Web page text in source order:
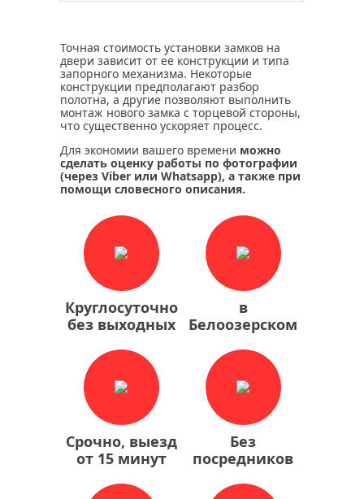
Точная стоимость установки замков на
двери зависит от ее конструкции и типа
запорного механизма. Некоторые
конструкции предполагают разбор
полотна, а другие позволяют выполнить
монтаж нового замка с торцевой стороны,
что существенно ускоряет процесс.
Для экономии вашего времени можно
сделать оценку работы по фотографии
(через Viber или Whatsapp), а также при
помощи словесного описания.
Круглосуточно
без выходных
в
Белоозерском
Срочно, выезд
от 15 минут
Без
посредников